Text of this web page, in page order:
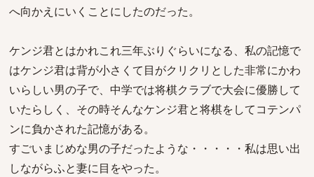
へ向かえにいくことにしたのだった。
ケンジ君とはかれこれ三年ぶりぐらいになる、私の記憶で
はケンジ君は背が小さくて目がクリクリとした非常にかわ
いらしい男の子で、中学では将棋クラブで大会に優勝して
いたらしく、その時そんなケンジ君と将棋をしてコテンパ
ンに負かされた記憶がある。
すごいまじめな男の子だったような・・・・・私は思い出
しながらふと妻に目をやった。